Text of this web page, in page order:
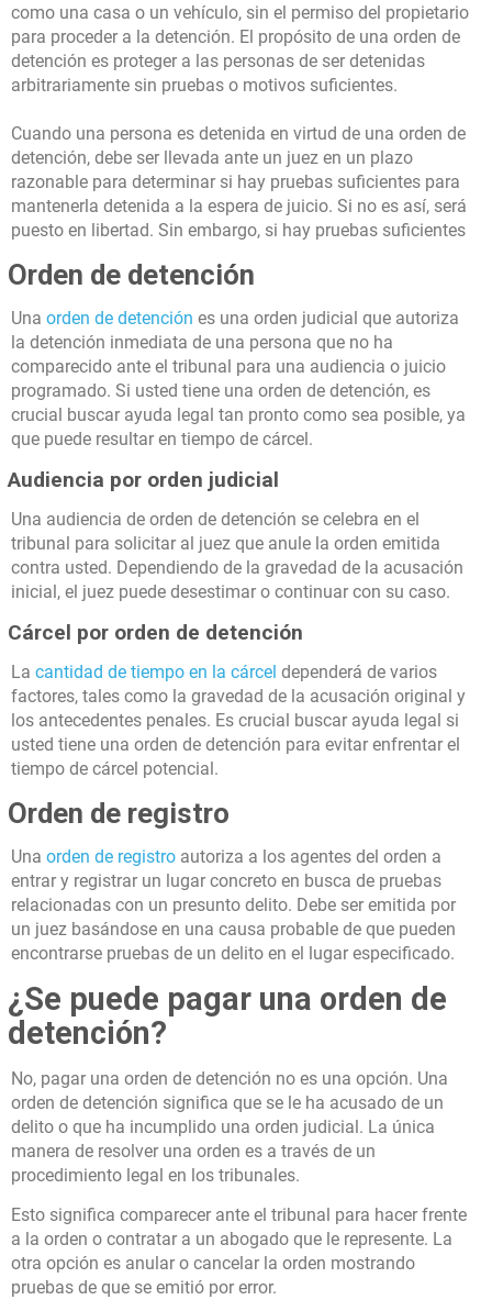
como una casa o un vehículo, sin el permiso del propietario
para proceder a la detención. El propósito de una orden de
detención es proteger a las personas de ser detenidas
arbitrariamente sin pruebas o motivos suficientes.
Cuando una persona es detenida en virtud de una orden de
detención, debe ser llevada ante un juez en un plazo
razonable para determinar si hay pruebas suficientes para
mantenerla detenida a la espera de juicio. Si no es así, será
puesto en libertad. Sin embargo, si hay pruebas suficientes
Orden de detención
Una orden de detención es una orden judicial que autoriza
la detención inmediata de una persona que no ha
comparecido ante el tribunal para una audiencia o juicio
programado. Si usted tiene una orden de detención, es
crucial buscar ayuda legal tan pronto como sea posible, ya
que puede resultar en tiempo de cárcel.
Audiencia por orden judicial
Una audiencia de orden de detención se celebra en el
tribunal para solicitar al juez que anule la orden emitida
contra usted. Dependiendo de la gravedad de la acusación
inicial, el juez puede desestimar o continuar con su caso.
Cárcel por orden de detención
La cantidad de tiempo en la cárcel dependerá de varios
factores, tales como la gravedad de la acusación original y
los antecedentes penales. Es crucial buscar ayuda legal si
usted tiene una orden de detención para evitar enfrentar el
tiempo de cárcel potencial.
Orden de registro
Una orden de registro autoriza a los agentes del orden a
entrar y registrar un lugar concreto en busca de pruebas
relacionadas con un presunto delito. Debe ser emitida por
un juez basándose en una causa probable de que pueden
encontrarse pruebas de un delito en el lugar especificado.
¿Se puede pagar una orden de
detención?
No, pagar una orden de detención no es una opción. Una
orden de detención significa que se le ha acusado de un
delito o que ha incumplido una orden judicial. La única
manera de resolver una orden es a través de un
procedimiento legal en los tribunales.
Esto significa comparecer ante el tribunal para hacer frente
a la orden o contratar a un abogado que le represente. La
otra opción es anular o cancelar la orden mostrando
pruebas de que se emitió por error.